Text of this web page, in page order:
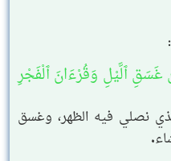
غَسَقِ ٱلَّيْلِ وَقُرْءَانَ ٱلْفَجْرِ
نصلي فيه الظهر، وغسق